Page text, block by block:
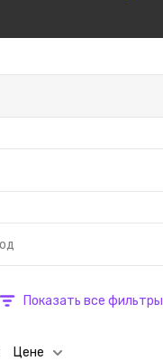
Показать все фильтры
Цене